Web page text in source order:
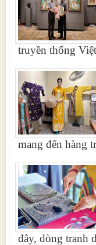
truyền thống
mang đến hàng
đây, dòng tranh